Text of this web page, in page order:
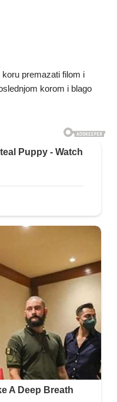
premazati filom i
korom i blago